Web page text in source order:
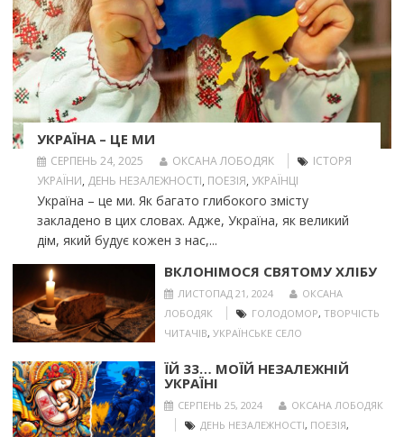
УКРАЇНА – ЦЕ МИ
СЕРПЕНЬ 24, 2025 ОКСАНА ЛОБОДЯК
ІСТОРЯ
УКРАЇНИ, ДЕНЬ НЕЗАЛЕЖНОСТІ, ПОЕЗІЯ, УКРАЇНЦІ
Україна – це ми. Як багато глибокого змісту
закладено в цих словах. Адже, Україна, як великий
дім, який будує кожен з нас,...
ВКЛОНІМОСЯ СВЯТОМУ ХЛІБУ
ЛИСТОПАД 21, 2024
ОКСАНА
ЛОБОДЯК
ГОЛОДОМОР, ТВОРЧІСТЬ
ЧИТАЧІВ, УКРАЇНСЬКЕ СЕЛО
ЇЙ 33… МОЇЙ НЕЗАЛЕЖНІЙ
УКРАЇНІ
СЕРПЕНЬ 25, 2024
ОКСАНА ЛОБОДЯК
ДЕНЬ НЕЗАЛЕЖНОСТІ, ПОЕЗІЯ,